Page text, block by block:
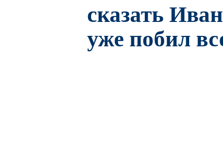
сказать
уже побил